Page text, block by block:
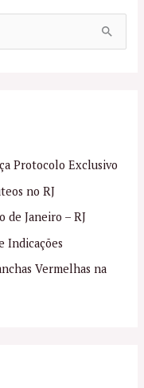
Protocolo Exclusivo
no RJ
de Janeiro – RJ
Indicações
Vermelhas na